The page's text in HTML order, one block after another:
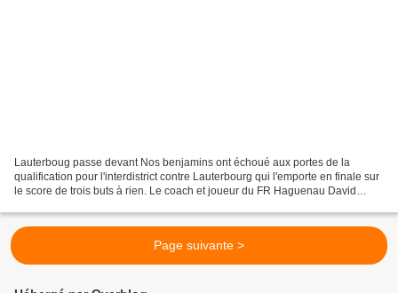
Lauterboug passe devant Nos benjamins ont échoué aux portes de la
qualification pour l'interdistrict contre Lauterbourg qui l'emporte en finale sur
le score de trois buts à rien. Le coach et joueur du FR Haguenau David
Page suivante >